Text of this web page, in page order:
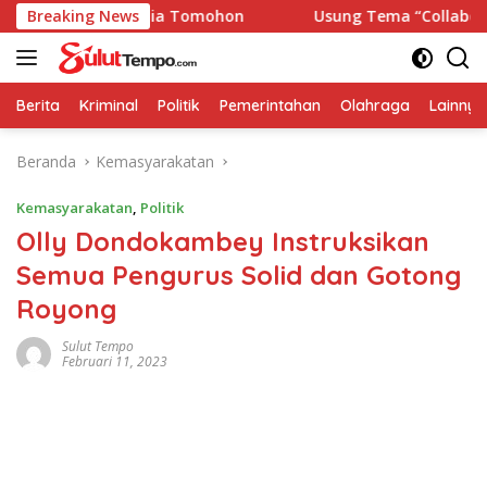
Langsung
ke
konten
Breaking News
Usia Lydia Tomohon Usung Tema “Collaboration
Berita Kriminal Politik Pemerintahan Olahraga Lainnya
Beranda Kemasyarakatan
Kemasyarakatan, Politik
Olly Dondokambey Instruksikan
Semua Pengurus Solid dan Gotong
Royong
Sulut Tempo
Februari 11, 2023